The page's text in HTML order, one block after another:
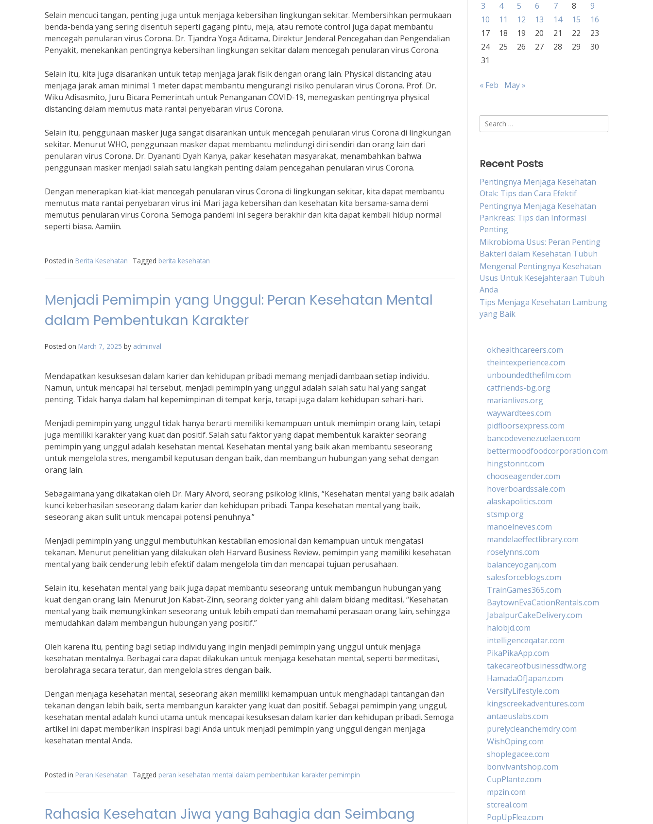
Selain mencuci tangan, penting juga untuk menjaga kebersihan lingkungan sekitar. Membersihkan permukaan
benda-benda yang sering disentuh seperti gagang pintu, meja, atau remote control juga dapat membantu
mencegah penularan virus Corona. Dr. Tjandra Yoga Aditama, Direktur Jenderal Pencegahan dan Pengendalian
Penyakit, menekankan pentingnya kebersihan lingkungan sekitar dalam mencegah penularan virus Corona.
Selain itu, kita juga disarankan untuk tetap menjaga jarak fisik dengan orang lain. Physical distancing atau
menjaga jarak aman minimal 1 meter dapat membantu mengurangi risiko penularan virus Corona. Prof. Dr.
Wiku Adisasmito, Juru Bicara Pemerintah untuk Penanganan COVID-19, menegaskan pentingnya physical
distancing dalam memutus mata rantai penyebaran virus Corona.
Selain itu, penggunaan masker juga sangat disarankan untuk mencegah penularan virus Corona di lingkungan
sekitar. Menurut WHO, penggunaan masker dapat membantu melindungi diri sendiri dan orang lain dari
penularan virus Corona. Dr. Dyananti Dyah Kanya, pakar kesehatan masyarakat, menambahkan bahwa
penggunaan masker menjadi salah satu langkah penting dalam pencegahan penularan virus Corona.
Dengan menerapkan kiat-kiat mencegah penularan virus Corona di lingkungan sekitar, kita dapat membantu
memutus mata rantai penyebaran virus ini. Mari jaga kebersihan dan kesehatan kita bersama-sama demi
memutus penularan virus Corona. Semoga pandemi ini segera berakhir dan kita dapat kembali hidup normal
seperti biasa. Aamiin.
Posted in Berita Kesehatan Tagged berita kesehatan
Menjadi Pemimpin yang Unggul: Peran Kesehatan Mental
dalam Pembentukan Karakter
Posted on March 7, 2025 by adminval
Mendapatkan kesuksesan dalam karier dan kehidupan pribadi memang menjadi dambaan setiap individu.
Namun, untuk mencapai hal tersebut, menjadi pemimpin yang unggul adalah salah satu hal yang sangat
penting. Tidak hanya dalam hal kepemimpinan di tempat kerja, tetapi juga dalam kehidupan sehari-hari.
Menjadi pemimpin yang unggul tidak hanya berarti memiliki kemampuan untuk memimpin orang lain, tetapi
juga memiliki karakter yang kuat dan positif. Salah satu faktor yang dapat membentuk karakter seorang
pemimpin yang unggul adalah kesehatan mental. Kesehatan mental yang baik akan membantu seseorang
untuk mengelola stres, mengambil keputusan dengan baik, dan membangun hubungan yang sehat dengan
orang lain.
Sebagaimana yang dikatakan oleh Dr. Mary Alvord, seorang psikolog klinis, “Kesehatan mental yang baik adalah
kunci keberhasilan seseorang dalam karier dan kehidupan pribadi. Tanpa kesehatan mental yang baik,
seseorang akan sulit untuk mencapai potensi penuhnya.”
Menjadi pemimpin yang unggul membutuhkan kestabilan emosional dan kemampuan untuk mengatasi
tekanan. Menurut penelitian yang dilakukan oleh Harvard Business Review, pemimpin yang memiliki kesehatan
mental yang baik cenderung lebih efektif dalam mengelola tim dan mencapai tujuan perusahaan.
Selain itu, kesehatan mental yang baik juga dapat membantu seseorang untuk membangun hubungan yang
kuat dengan orang lain. Menurut Jon Kabat-Zinn, seorang dokter yang ahli dalam bidang meditasi, “Kesehatan
mental yang baik memungkinkan seseorang untuk lebih empati dan memahami perasaan orang lain, sehingga
memudahkan dalam membangun hubungan yang positif.”
Oleh karena itu, penting bagi setiap individu yang ingin menjadi pemimpin yang unggul untuk menjaga
kesehatan mentalnya. Berbagai cara dapat dilakukan untuk menjaga kesehatan mental, seperti bermeditasi,
berolahraga secara teratur, dan mengelola stres dengan baik.
Dengan menjaga kesehatan mental, seseorang akan memiliki kemampuan untuk menghadapi tantangan dan
tekanan dengan lebih baik, serta membangun karakter yang kuat dan positif. Sebagai pemimpin yang unggul,
kesehatan mental adalah kunci utama untuk mencapai kesuksesan dalam karier dan kehidupan pribadi. Semoga
artikel ini dapat memberikan inspirasi bagi Anda untuk menjadi pemimpin yang unggul dengan menjaga
kesehatan mental Anda.
Posted in Peran Kesehatan Tagged peran kesehatan mental dalam pembentukan karakter pemimpin
Rahasia Kesehatan Jiwa yang Bahagia dan Seimbang
3
4 5 6 7 8
9
10
11 12 13 14 15
16
17
18 19 20 21 22
23
24
25 26 27 28 29
30
31
« Feb May »
Search
for:
Recent Posts
Pentingnya Menjaga Kesehatan
Otak: Tips dan Cara Efektif
Pentingnya Menjaga Kesehatan
Pankreas: Tips dan Informasi
Penting
Mikrobioma Usus: Peran Penting
Bakteri dalam Kesehatan Tubuh
Mengenal Pentingnya Kesehatan
Usus Untuk Kesejahteraan Tubuh
Anda
Tips Menjaga Kesehatan Lambung
yang Baik
okhealthcareers.com
theintexperience.com
unboundedthefilm.com
catfriends-bg.org
marianlives.org
waywardtees.com
pidfloorsexpress.com
bancodevenezuelaen.com
bettermoodfoodcorporation.com
hingstonnt.com
chooseagender.com
hoverboardssale.com
alaskapolitics.com
stsmp.org
manoelneves.com
mandelaeffectlibrary.com
roselynns.com
balanceyoganj.com
salesforceblogs.com
TrainGames365.com
BaytownEvaCationRentals.com
JabalpurCakeDelivery.com
halobjd.com
intelligenceqatar.com
PikaPikaApp.com
takecareofbusinessdfw.org
HamadaOfJapan.com
VersifyLifestyle.com
kingscreekadventures.com
antaeuslabs.com
purelycleanchemdry.com
WishOping.com
shoplegacee.com
bonvivantshop.com
CupPlante.com
mpzin.com
stcreal.com
PopUpFlea.com